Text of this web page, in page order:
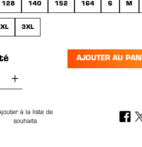
128 140 152 164 S M
3XL
de produit : Entrez
AJOUTER AU
à la liste de
souhaits